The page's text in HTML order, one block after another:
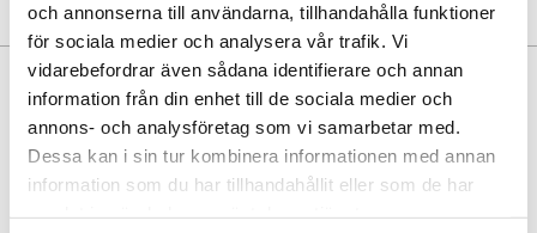
och annonserna till användarna, tillhandahålla funktioner
för sociala medier och analysera vår trafik. Vi
vidarebefordrar även sådana identifierare och annan
information från din enhet till de sociala medier och
annons- och analysföretag som vi samarbetar med.
Dessa kan i sin tur kombinera informationen med annan
information som du har tillhandahållit eller som de har
Beskrivning
Snygg mockasin i lackskinn från Tamaris. Perfekt passform. Mjuka
material.
Art. nr33157400